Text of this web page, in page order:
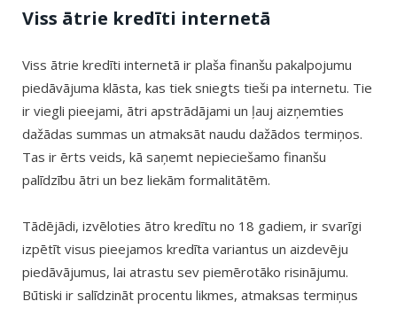
Viss ātrie kredīti internetā
Viss ātrie kredīti internetā ir plaša finanšu pakalpojumu
piedāvājuma klāsta, kas tiek sniegts tieši pa internetu. Tie
ir viegli pieejami, ātri apstrādājami un ļauj aizņemties
dažādas summas un atmaksāt naudu dažādos termiņos.
Tas ir ērts veids, kā saņemt nepieciešamo finanšu
palīdzību ātri un bez liekām formalitātēm.
Tādējādi, izvēloties ātro kredītu no 18 gadiem, ir svarīgi
izpētīt visus pieejamos kredīta variantus un aizdevēju
piedāvājumus, lai atrastu sev piemērotāko risinājumu.
Būtiski ir salīdzināt procentu likmes, atmaksas termiņus